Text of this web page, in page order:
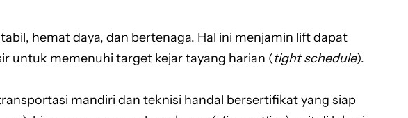
hemat daya, dan bertenaga. Hal ini menjamin lift dapat
untuk memenuhi target kejar tayang harian (tight schedule).
mandiri dan teknisi handal bersertifikat yang siap